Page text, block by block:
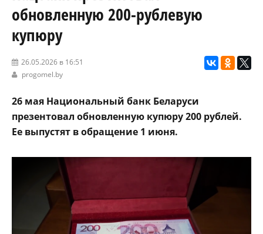
обновленную 200-рублевую
купюру
26.05.2026 в 16:51
progomel.by
26 мая Национальный банк Беларуси
презентовал обновленную купюру 200 рублей.
Ее выпустят в обращение 1 июня.